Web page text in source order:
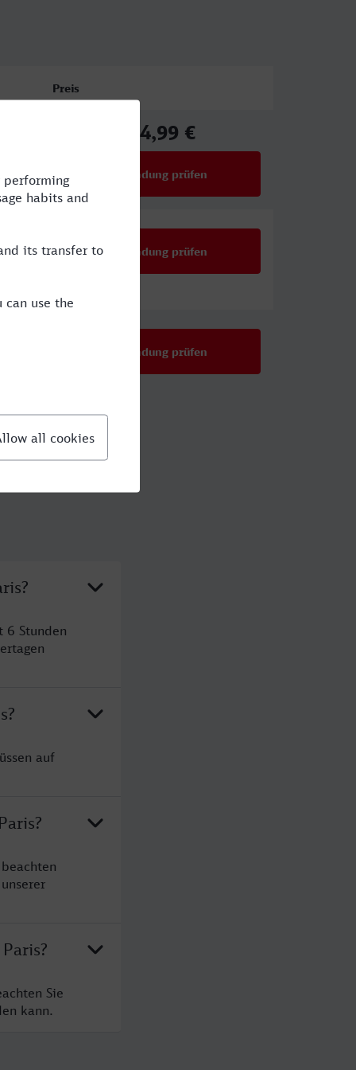
Preis
84,99 €
Verbindung prüfen
Verbindung prüfen
Verbindung prüfen
6 Stunden
auf
Sie
kann.